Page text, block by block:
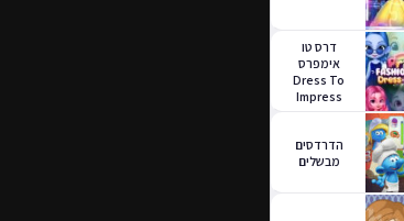
דרס טו
אימפרס
Dress To
Impress
הדרדסים
מבשלים